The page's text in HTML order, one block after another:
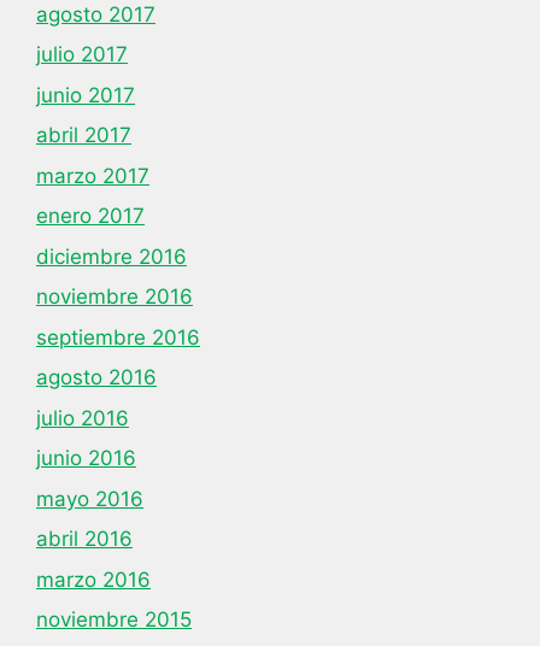
agosto 2017
julio 2017
junio 2017
abril 2017
marzo 2017
enero 2017
diciembre 2016
noviembre 2016
septiembre 2016
agosto 2016
julio 2016
junio 2016
mayo 2016
abril 2016
marzo 2016
noviembre 2015